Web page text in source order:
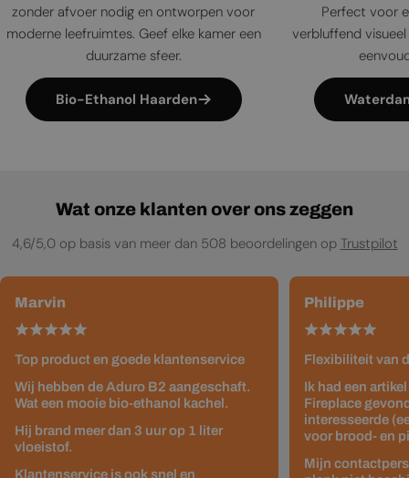
zonder afvoer nodig en ontworpen voor
moderne leefruimtes. Geef elke kamer een
duurzame sfeer.
Bio-Ethanol Haarden
Perfect voor
verbluffend
Wat onze klanten over ons zeggen
4,6/5,0 op basis van meer dan 508 beoordelingen op Trustpilot
Marvin
Top product en goede klantenservice
Wij hebben de Aduro B2 aangeschaft.
Wat een mooie bio-ethanol kachel.
Hij brand meer dan 3 uur op 1 liter
vloeistof.
Klantenservice is ook snel en
Philippe
Flexibiliteit van
Ik had een
Fireplace
interesseerde
voor brood- en
Mijn